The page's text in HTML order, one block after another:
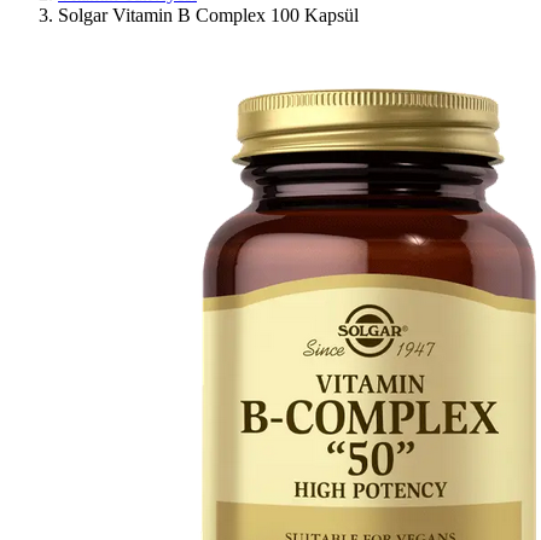
Solgar Vitamin B Complex 100 Kapsül